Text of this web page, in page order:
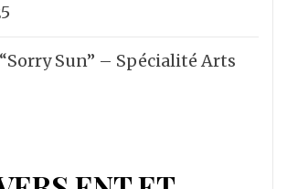
Sun” – Spécialité Arts